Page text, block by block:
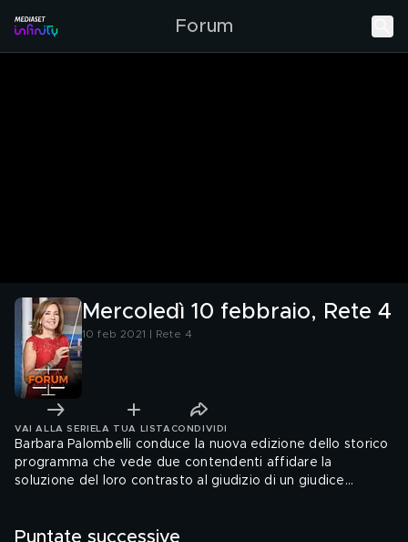
Forum
Mercoledì 10 febbraio, Rete 4
10 feb 2021 | Rete 4
VAI ALLA SERIE LA TUA LISTA CONDIVIDI
Barbara Palombelli conduce la nuova edizione dello storico
programma che vede due contendenti affidare la
soluzione del loro contrasto al giudizio di un giudice
Puntate successive